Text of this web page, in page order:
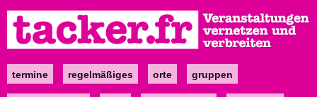
zum
Inhalt
Maintermine regelmäßiges orte gruppen